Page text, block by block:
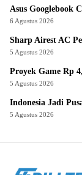
Asus Googlebook
6 Agustus 2026
Sharp Airest AC
5 Agustus 2026
Proyek Game Rp
5 Agustus 2026
Indonesia Jadi
5 Agustus 2026